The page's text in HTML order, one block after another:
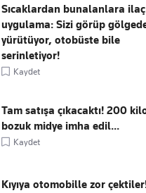
Sıcaklardan bunalanlara
uygulama: Sizi görüp
yürütüyor, otobüste bile
serinletiyor!
Kaydet
Tam satışa çıkacaktı! 200
bozuk midye imha edil...
Kaydet
Kıyıya otomobille zor